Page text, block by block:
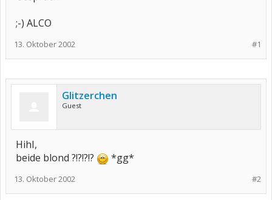
;-) ALCO
#1
13. Oktober 2002
Glitzerchen
Guest
HihI,
beide blond ?!?!?!?
*gg*
#2
13. Oktober 2002